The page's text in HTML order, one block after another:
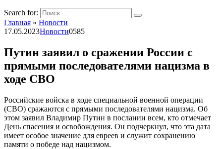
Search for:
Главная » Новости
17.05.2023Новости0585
Путин заявил о сражении России с
прямыми последователями нацизма в
ходе СВО
Российские войска в ходе специальной военной операции
(СВО) сражаются с прямыми последователями нацизма. Об
этом заявил Владимир Путин в послании всем, кто отмечает
День спасения и освобождения. Он подчеркнул, что эта дата
имеет особое значение для евреев и служит сохранению
памяти о победе над нацизмом.